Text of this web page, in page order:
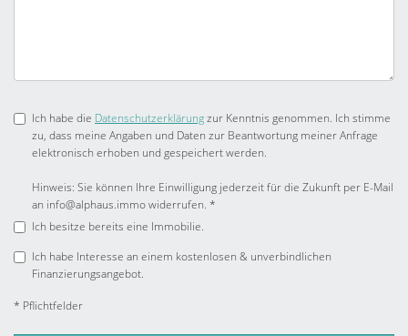
Ich habe die Datenschutzerklärungzur Kenntnis genommen. Ich stimme
zu, dass meine Angaben und Daten zur Beantwortung meiner Anfrage
elektronisch erhoben und gespeichert werden.
Hinweis: Sie können Ihre Einwilligung jederzeit für die Zukunft per E-Mail
an info@alphaus.immo widerrufen. *
Ich besitze bereits eine Immobilie.
Ich habe Interesse an einem kostenlosen & unverbindlichen
Finanzierungsangebot.
* Pflichtfelder